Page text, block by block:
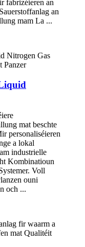
fabrizéieren an
an
mam La ...
mat beschte
personaliséieren
a lokal
industrielle
Kombinatioun
Voll
ouni
och ...